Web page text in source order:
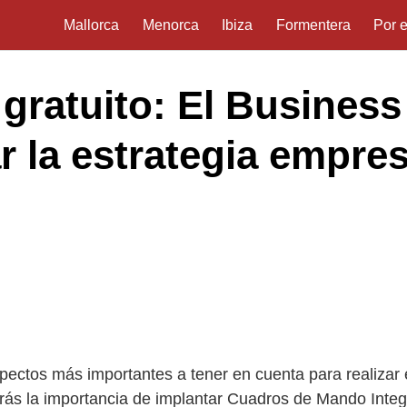
Mallorca Menorca Ibiza Formentera Por
El
la estrategia
más importantes a tener en cuenta para
la importancia de implantar Cuadros de Mando